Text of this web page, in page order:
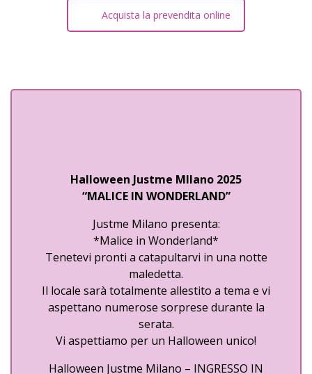
Acquista la prevendita online
Halloween Justme MIlano 2025
“MALICE IN WONDERLAND”
Justme Milano presenta:
*Malice in Wonderland*
Tenetevi pronti a catapultarvi in una notte
maledetta.
Il locale sarà totalmente allestito a tema e vi
aspettano numerose sorprese durante la
serata.
Vi aspettiamo per un Halloween unico!
Halloween Justme Milano – INGRESSO IN